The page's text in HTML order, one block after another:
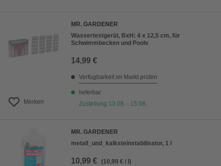
Merken
MR. GARDENER
Wassertestgerät, BxH: 4 x 12,5 cm, für
Schwimmbecken und Pools
14,99 €
Verfügbarkeit im Markt prüfen
lieferbar
Zustellung 13.08. - 15.08.
MR. GARDENER
metall_und_kalksteinstabilisator, 1 l
10,99 € (10,99 € / l)